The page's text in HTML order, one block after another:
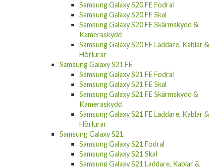
Samsung Galaxy S20 FE Fodral
Samsung Galaxy S20 FE Skal
Samsung Galaxy S20 FE Skärmskydd &
Kameraskydd
Samsung Galaxy S20 FE Laddare, Kablar &
Hörlurar
Samsung Galaxy S21 FE
Samsung Galaxy S21 FE Fodral
Samsung Galaxy S21 FE Skal
Samsung Galaxy S21 FE Skärmskydd &
Kameraskydd
Samsung Galaxy S21 FE Laddare, Kablar &
Hörlurar
Samsung Galaxy S21
Samsung Galaxy S21 Fodral
Samsung Galaxy S21 Skal
Samsung Galaxy S21 Laddare, Kablar &